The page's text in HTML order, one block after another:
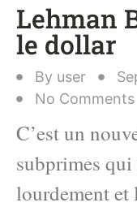
Lehman
le dollar
By user
No Comments
C’est un
subprimes
lourdement et